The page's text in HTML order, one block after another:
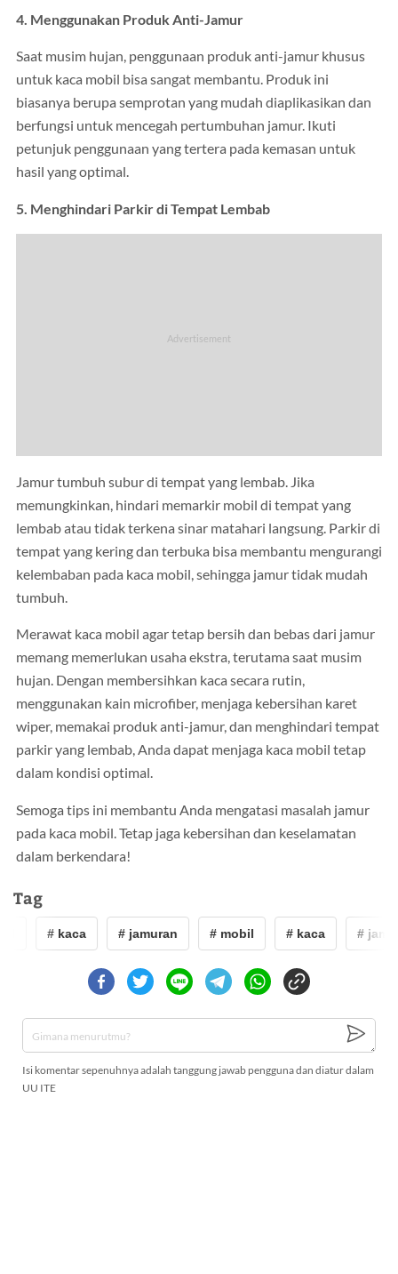
4. Menggunakan Produk Anti-Jamur
Saat musim hujan, penggunaan produk anti-jamur khusus
untuk kaca mobil bisa sangat membantu. Produk ini
biasanya berupa semprotan yang mudah diaplikasikan dan
berfungsi untuk mencegah pertumbuhan jamur. Ikuti
petunjuk penggunaan yang tertera pada kemasan untuk
hasil yang optimal.
5. Menghindari Parkir di Tempat Lembab
Jamur tumbuh subur di tempat yang lembab. Jika
memungkinkan, hindari memarkir mobil di tempat yang
lembab atau tidak terkena sinar matahari langsung. Parkir di
tempat yang kering dan terbuka bisa membantu mengurangi
kelembaban pada kaca mobil, sehingga jamur tidak mudah
tumbuh.
Merawat kaca mobil agar tetap bersih dan bebas dari jamur
memang memerlukan usaha ekstra, terutama saat musim
hujan. Dengan membersihkan kaca secara rutin,
menggunakan kain microfiber, menjaga kebersihan karet
wiper, memakai produk anti-jamur, dan menghindari tempat
parkir yang lembab, Anda dapat menjaga kaca mobil tetap
dalam kondisi optimal.
Semoga tips ini membantu Anda mengatasi masalah jamur
pada kaca mobil. Tetap jaga kebersihan dan keselamatan
dalam berkendara!
Tag
# kaca # jamuran # mobil # kaca #
Isi komentar sepenuhnya adalah tanggung jawab pengguna dan diatur dalam
UU ITE